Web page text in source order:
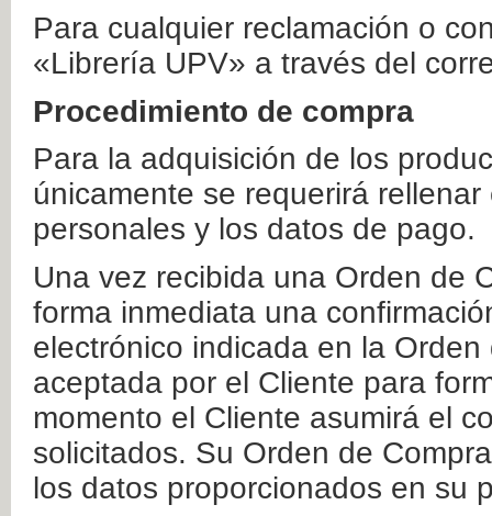
Para cualquier reclamación o
«Librería UPV» a través del
Procedimiento de compra
Para la adquisición de los
únicamente se requerirá
personales y los datos de pago.
Una vez recibida una Orden de
forma inmediata una
electrónico indicada en la
aceptada por el Cliente para
momento el Cliente asumirá el
solicitados. Su Orden de
los datos proporcionados en su